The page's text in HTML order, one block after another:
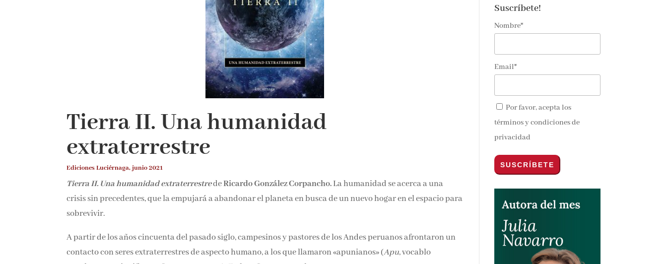
Tierra II. Una humanidad
extraterrestre
Ediciones Luciérnaga, junio 2021
Tierra II. Una humanidad extraterrestredeRicardo González Corpancho.La humanidad se acerca a una
crisis sin precedentes, que la empujará a abandonar el planeta en busca de un nuevo hogar en el espacio para
sobrevivir.
A partir de los años cincuenta del pasado siglo, campesinos y pastores de los Andes peruanos afrontaron un
contacto con seres extraterrestres de aspecto humano, a los que llamaron «apunianos» (Apu, vocablo
Suscríbete!
Nombre*
Email*
Por favor, acepta los
términos y condiciones de
privacidad